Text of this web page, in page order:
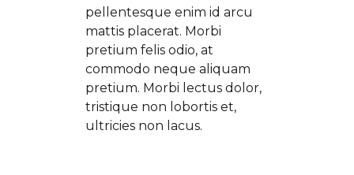
pellentesque enim id arcu
mattis placerat. Morbi
pretium felis odio, at
commodo neque aliquam
pretium. Morbi lectus dolor,
tristique non lobortis et,
ultricies non lacus.